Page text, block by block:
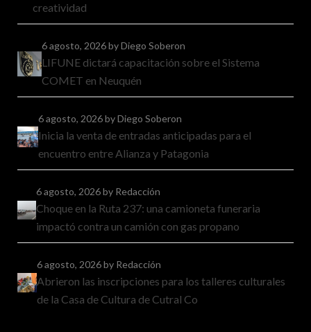
creatividad
6 agosto, 2026by Diego Soberon
LIFUNE dictará capacitación sobre el Sistema
COMET en Neuquén
6 agosto, 2026by Diego Soberon
Inicia la venta de entradas anticipadas para el
encuentro entre Alianza y Patagonia
6 agosto, 2026by Redacción
Choque en la Ruta 237: una camioneta funeraria
impactó contra un camión con gas propano
6 agosto, 2026by Redacción
Abrieron las inscripciones para los talleres culturales
de la Casa de Cultura de Cutral Co